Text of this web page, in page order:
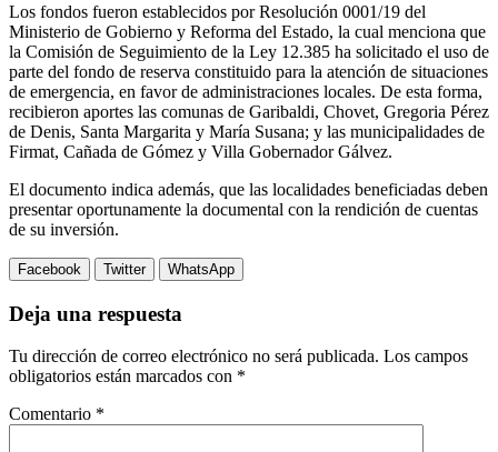
Los fondos fueron establecidos por Resolución 0001/19 del
Ministerio de Gobierno y Reforma del Estado, la cual menciona que
la Comisión de Seguimiento de la Ley 12.385 ha solicitado el uso de
parte del fondo de reserva constituido para la atención de situaciones
de emergencia, en favor de administraciones locales. De esta forma,
recibieron aportes las comunas de Garibaldi, Chovet, Gregoria Pérez
de Denis, Santa Margarita y María Susana; y las municipalidades de
Firmat, Cañada de Gómez y Villa Gobernador Gálvez.
El documento indica además, que las localidades beneficiadas deben
presentar oportunamente la documental con la rendición de cuentas
de su inversión.
Facebook Twitter WhatsApp
Deja una respuesta
Tu dirección de correo electrónico no será publicada. Los campos
obligatorios están marcados con *
Comentario *